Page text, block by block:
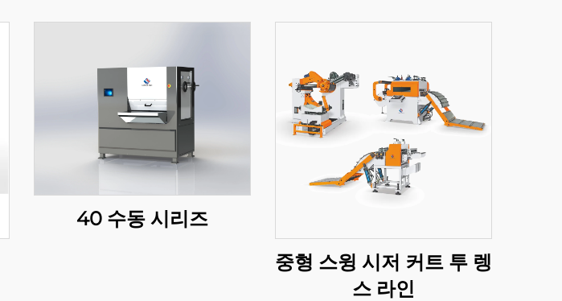
40 수동 시리즈
중형 스윙 시저 커트 투 렝
스 라인